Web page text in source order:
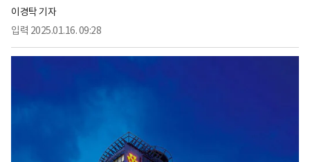
이경탁 기자
입력 2025.01.16. 09:28